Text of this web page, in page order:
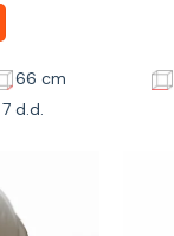
66 cm
d.d.